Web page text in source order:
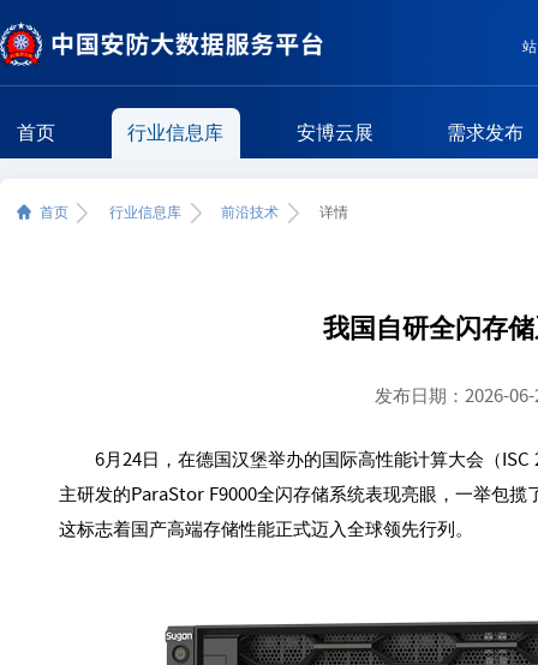
首页 行业信息库 安博云展 需求发布
首页 行业信息库 前沿技术 详情
我国自研全闪存
发布日期：2026-06-
6月24日，在德国汉堡举办的国际高性能计算大会（
主研发的ParaStor F9000全闪存储系统表现亮眼，一举包
这标志着国产高端存储性能正式迈入全球领先行列。